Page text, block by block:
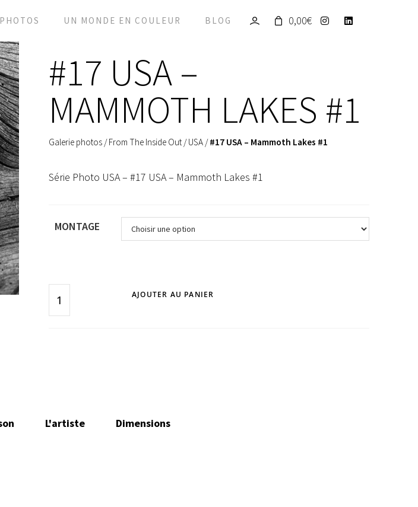
UN MONDE EN COULEUR BLOG 0,00€
#17 USA –
MAMMOTH LAKES #1
Galerie photos /From The Inside Out /USA /#17 USA – Mammoth Lakes #1
Série Photo USA – #17 USA – Mammoth Lakes #1
MONTAGE
AJOUTER AU PANIER
L'artiste Dimensions